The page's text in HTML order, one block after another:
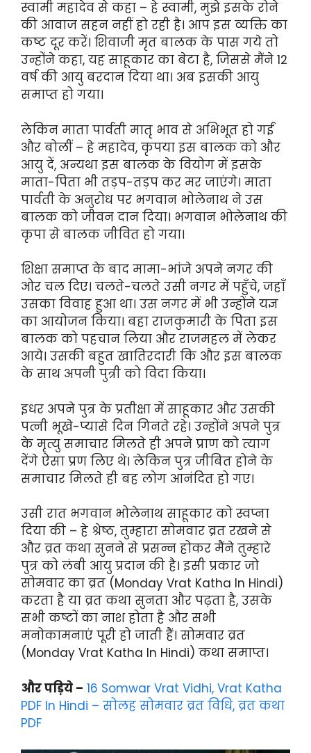
स्वामी महादेव से कहा – हे स्वामी, मुझे इसके रोने
की आवाज सहन नहीं हो रही है। आप इस व्यक्ति का
कष्ट दूर करें। शिवाजी मृत बालक के पास गये तो
उन्होंने कहा, यह साहूकार का बेटा है, जिससे मैंने 12
वर्ष की आयु बरदान दिया था। अब इसकी आयु
समाप्त हो गया।
लेकिन माता पार्वती मातृ भाव से अभिभूत हो गईं
और बोलीं – हे महादेव, कृपया इस बालक को और
आयु दें, अन्यथा इस बालक के वियोग में इसके
माता-पिता भी तड़प-तड़प कर मर जाएंगे। माता
पार्वती के अनुरोध पर भगवान भोलेनाथ ने उस
बालक को जीवन दान दिया। भगवान भोलेनाथ की
कृपा से बालक जीवित हो गया।
शिक्षा समाप्त के बाद मामा-भांजे अपने नगर की
ओर चल दिए। चलते-चलते उसी नगर में पहुँचे, जहाँ
उसका विवाह हुआ था। उस नगर में भी उन्होंने यज्ञ
का आयोजन किया। बहा राजकुमारी के पिता इस
बालक को पहचान लिया और राजमहल में लेकर
आये। उसकी बहुत खातिरदारी कि और इस बालक
के साथ अपनी पुत्री को विदा किया।
इधर अपने पुत्र के प्रतीक्षा में साहूकार और उसकी
पत्नी भूखे-प्यासे दिन गिनते रहे। उन्होंने अपने पुत्र
के मृत्यु समाचार मिलते ही अपने प्राण को त्याग
देंगे ऐसा प्रण लिए थे। लेकिन पुत्र जीबित होने के
समाचार मिलते ही बह लोग आनंदित हो गए।
उसी रात भगवान भोलेनाथ साहूकार को स्वप्ना
दिया की – हे श्रेष्ठ, तुम्हारा सोमवार व्रत रखने से
और व्रत कथा सुनने से प्रसन्न होकर मैंने तुम्हारे
पुत्र को लंबी आयु प्रदान की है। इसी प्रकार जो
सोमवार का व्रत (Monday Vrat Katha In Hindi)
करता है या व्रत कथा सुनता और पढ़ता है, उसके
सभी कष्टों का नाश होता है और सभी
मनोकामनाएं पूरी हो जाती हैं। सोमवार व्रत
(Monday Vrat Katha In Hindi) कथा समाप्त।
और पड़िये – 16 Somwar Vrat Vidhi, Vrat Katha
PDF In Hindi – सोलह सोमवार व्रत विधि, व्रत कथा
PDF